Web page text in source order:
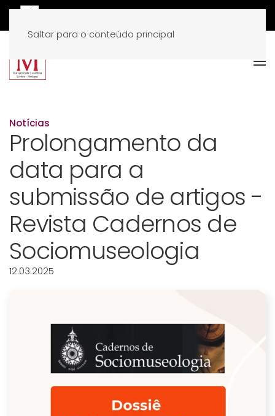
Saltar para o conteúdo principal
Notícias
Prolongamento da
data para a
submissão de artigos -
Revista Cadernos de
Sociomuseologia
12.03.2025